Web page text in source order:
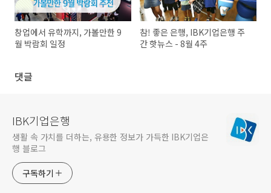
창업에서 유학까지, 가볼만한 9
월 박람회 일정
참! 좋은 은행, IBK기업은행 주
간 핫뉴스 - 8월 4주
댓글
IBK기업은행
생활 속 가치를 더하는, 유용한 정보가 가득한 IBK기업은
행 블로그
구독하기